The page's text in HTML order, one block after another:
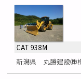
CAT 938M
新潟県 丸勝建設㈱